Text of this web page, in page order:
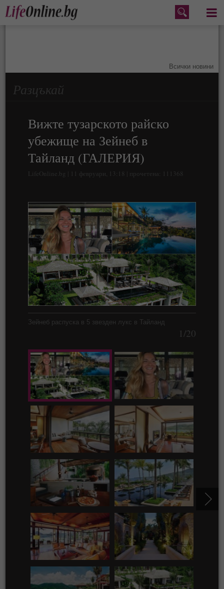
Меню
Всички новини
Разцъкай
Вижте тузарското райско
убежище на Зейнеб в
Тайланд (ГАЛЕРИЯ)
LifeOnline.bg | 11 февруари, 13:18 | прочетена: 111368
Зейнеб распуска в 5 звезден лукс в Тайланд
1/20